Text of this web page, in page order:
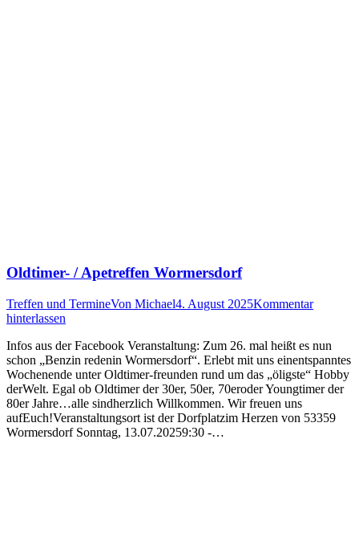
Oldtimer- / Apetreffen Wormersdorf
Treffen und TermineVon Michael4. August 2025Kommentar
hinterlassen
Infos aus der Facebook Veranstaltung: Zum 26. mal heißt es nun
schon „Benzin redenin Wormersdorf“. Erlebt mit uns einentspanntes
Wochenende unter Oldtimer-freunden rund um das „öligste“ Hobby
derWelt. Egal ob Oldtimer der 30er, 50er, 70eroder Youngtimer der
80er Jahre…alle sindherzlich Willkommen. Wir freuen uns
aufEuch!Veranstaltungsort ist der Dorfplatzim Herzen von 53359
Wormersdorf Sonntag, 13.07.20259:30 -…